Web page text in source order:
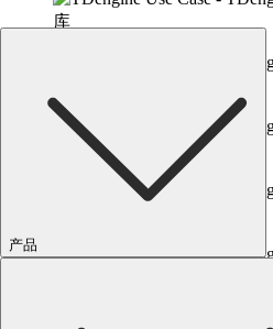
产品